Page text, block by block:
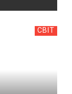
СВІТ